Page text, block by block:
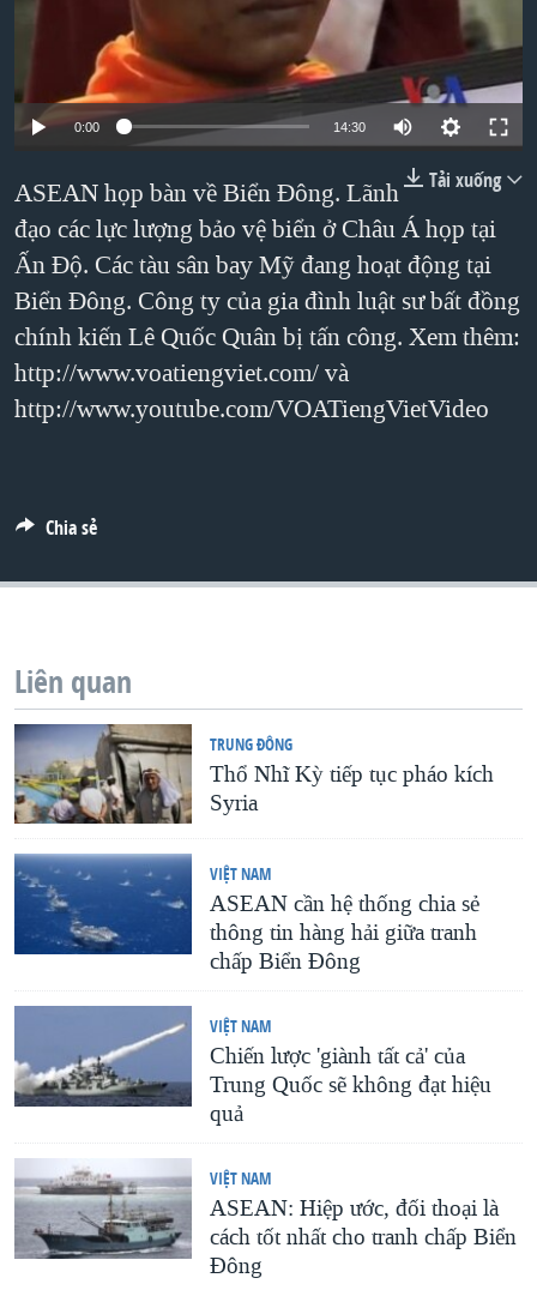
NGƯỜI VIỆT HẢI NGOẠI
ĐỜI SỐNG
KINH TẾ
SỨC KHOẺ
VĂN HOÁ
THỂ THAO
GIÁO DỤC
HÀNH TRÌNH BẦU CỬ 2024
MỘT NĂM CHIẾN TRANH TẠI DẢI GAZA
GIẢI MÃ VÀNH ĐAI & CON ĐƯỜNG
NGÀY TỊ NẠN THẾ GIỚI
TRỊNH VĨNH BÌNH - NGƯỜI HẠ 'BÊN THẮNG CUỘC'
GROUND ZERO – XƯA VÀ NAY
CHI PHÍ CHIẾN TRANH AFGHANISTAN
CÁC GIÁ TRỊ CỘNG HÒA Ở VIỆT NAM
BÊN KIA QUỐC LỘ: TIẾNG VỌNG TỪ NÔNG THÔN MỸ
VIDEO
MẠNG XÃ HỘI
Ngôn ngữ khác
0:00 14:30
Tải xuống
ASEAN họp bàn về Biển Đông. Lãnh
đạo các lực lượng bảo vệ biển ở Châu Á họp tại
Ấn Độ. Các tàu sân bay Mỹ đang hoạt động tại
Biển Đông. Công ty của gia đình luật sư bất đồng
chính kiến Lê Quốc Quân bị tấn công. Xem thêm:
http://www.voatiengviet.com/ và
http://www.youtube.com/VOATiengVietVideo
Chia sẻ
Liên quan
TRUNG ÐÔNG
Thổ Nhĩ Kỳ tiếp tục pháo kích
Syria
VIỆT NAM
ASEAN cần hệ thống chia sẻ
thông tin hàng hải giữa tranh
chấp Biển Đông
VIỆT NAM
Chiến lược 'giành tất cả' của
Trung Quốc sẽ không đạt hiệu
quả
VIỆT NAM
ASEAN: Hiệp ước, đối thoại là
cách tốt nhất cho tranh chấp Biển
Đông